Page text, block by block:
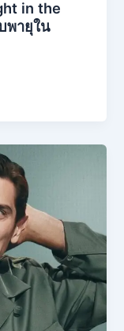
in the
พายุใน